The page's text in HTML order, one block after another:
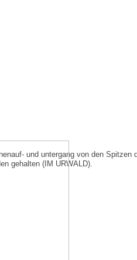
und untergang von den Spitzen
gehalten (IM URWALD).